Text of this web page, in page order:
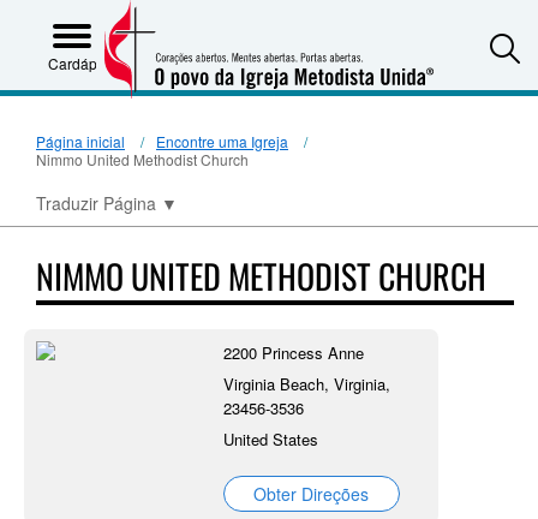
Cardápio
Página inicial
Encontre uma Igreja
Nimmo United Methodist Church
Traduzir Página ▼
NIMMO UNITED METHODIST CHURCH
2200 Princess Anne
Virginia Beach, Virginia,
23456-3536
United States
Obter Direções